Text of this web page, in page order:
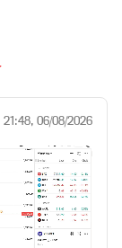
21:48, 06/08/2026